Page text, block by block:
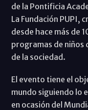
de la Pontificia
La Fundación PUPI,
desde hace más de
programas de niños
de la sociedad.
El evento tiene el
mundo siguiendo lo
en ocasión del